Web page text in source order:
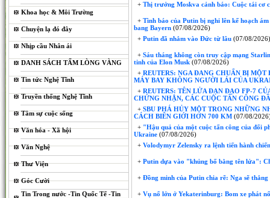
Khoa học & Môi Trường
Chuyện lạ đó đây
Nhịp cầu Nhân ái
DANH SÁCH TẤM LÒNG VÀNG
Tin tức Nghệ Tĩnh
Truyền thống Nghệ Tĩnh
Tâm sự cuộc sống
Văn hóa - Xã hội
Văn Nghệ
Thư Viện
Góc Cười
Tin Trong nước -Tin Quốc Tế -Tin
+ Thị trưởng Moskva cảnh báo: Cuộc tái cơ
+ Tình báo của Putin bị nghi lên kế hoạch
bang Bayern (07/08/2026)
+ Putin đã nhắm vào Đức từ lâu (07/08/
+ Sáu tháng không còn truy cập mạng
tinh của Elon Musk (07/08/2026)
+ REUTERS: NGA ĐANG CHUẨN BỊ
MÁY BAY KHÔNG NGƯỜI LÁI CỦA
+ REUTERS: TÊN LỬA ĐẠN ĐẠO FP-7
CHỨNG NHẬN, CÁC CUỘC TẤN CÔNG
+ SBU PHÁ HỦY MỘT TRONG NHỮNG
CÁCH BIÊN GIỚI HƠN 700 KM (07/08/
+ "Hậu quả của một cuộc tấn công của đối
Ukraine (07/08/2026)
+ Volodymyr Zelensky ra lệnh tiến hành
+ Putin dựa vào "khủng bố bằng tên lửa":
+ Đồng minh của Putin chia rẽ: Nga sẽ
+ Vụ nổ lớn ở Yekaterinburg: Bom xe phát